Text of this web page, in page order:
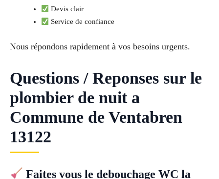
Devis clair
Service de confiance
Nous répondons rapidement à vos besoins urgents.
Questions / Reponses sur le
plombier de nuit a
Commune de Ventabren
13122
Faites vous le debouchage WC la